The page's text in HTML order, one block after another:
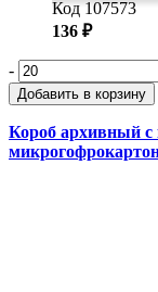
Код 107573
136 ₽
-
Добавить в корзину
Короб архивный с